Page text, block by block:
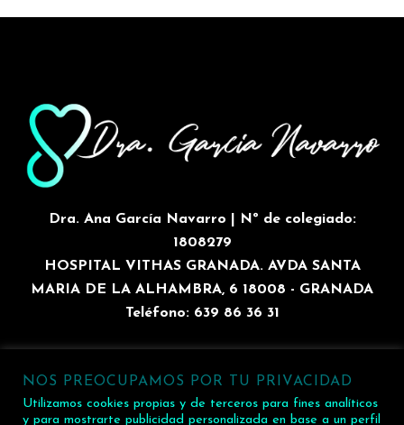
Dra. Ana García Navarro | Nº de colegiado:
1808279
HOSPITAL VITHAS GRANADA. AVDA SANTA
MARIA DE LA ALHAMBRA, 6 18008 - GRANADA
Teléfono: 639 86 36 31
2026 Dra. Ana García Navarro | HOSPITAL VITHAS
GRANADA. AVDA SANTA MARIA DE LA ALHAMBRA, 6
NOS PREOCUPAMOS POR TU PRIVACIDAD
Utilizamos cookies propias y de terceros para fines analíticos
y para mostrarte publicidad personalizada en base a un perfil